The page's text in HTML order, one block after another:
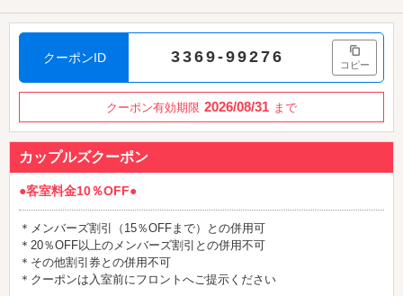
クーポンID 3369-99276 コピー
クーポン有効期限 2026/08/31 まで
カップルズクーポン
●客室料金10％OFF●
＊メンバーズ割引（15％OFFまで）との併用可
＊20％OFF以上のメンバーズ割引との併用不可
＊その他割引券との併用不可
＊クーポンは入室前にフロントへご提示ください